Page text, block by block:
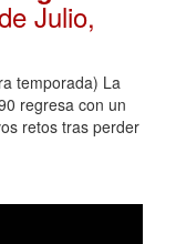
Julio,
temporada) La
regresa con un
retos tras perder